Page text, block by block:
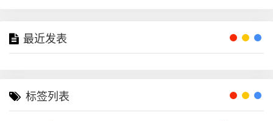
最近发表
标签列表